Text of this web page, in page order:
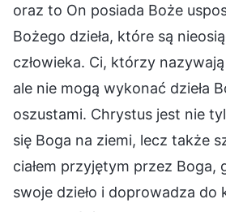
oraz to On posiada Boże
Bożego dzieła, które są
człowieka. Ci, którzy
ale nie mogą wykonać dzieła
oszustami. Chrystus jest nie
się Boga na ziemi, lecz także
ciałem przyjętym przez Boga,
swoje dzieło i doprowadza do